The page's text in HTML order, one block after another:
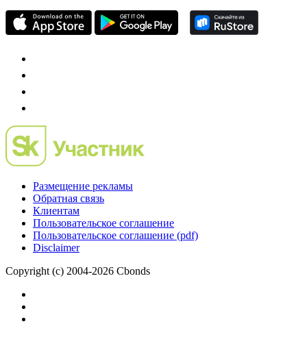
Размещение рекламы
Обратная связь
Клиентам
Пользовательское соглашение
Пользовательское соглашение (pdf)
Disclaimer
Copyright (c) 2004-2026 Cbonds